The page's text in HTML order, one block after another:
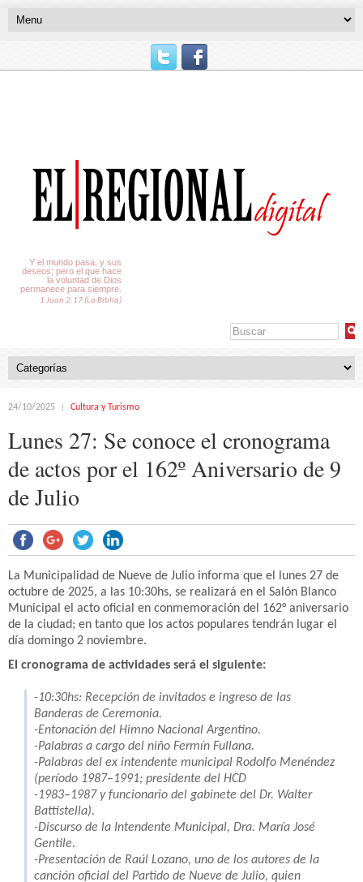
Y el mundo pasa, y sus
deseos; pero el que hace
la voluntad de Dios
permanece para siempre.
1 Juan 2:17 (La Biblia)
24/10/2025 Cultura y Turismo
Lunes 27: Se conoce el cronograma
de actos por el 162º Aniversario de 9
de Julio
La Municipalidad de Nueve de Julio informa que el lunes 27 de
octubre de 2025, a las 10:30hs, se realizará en el Salón Blanco
Municipal el acto oficial en conmemoración del 162° aniversario
de la ciudad; en tanto que los actos populares tendrán lugar el
día domingo 2 noviembre.
El cronograma de actividades será el siguiente:
-10:30hs: Recepción de invitados e ingreso de las
Banderas de Ceremonia.
-Entonación del Himno Nacional Argentino.
-Palabras a cargo del niño Fermín Fullana.
-Palabras del ex intendente municipal Rodolfo Menéndez
(período 1987–1991; presidente del HCD
-1983–1987 y funcionario del gabinete del Dr. Walter
Battistella).
-Discurso de la Intendente Municipal, Dra. María José
Gentile.
-Presentación de Raúl Lozano, uno de los autores de la
canción oficial del Partido de Nueve de Julio, quien